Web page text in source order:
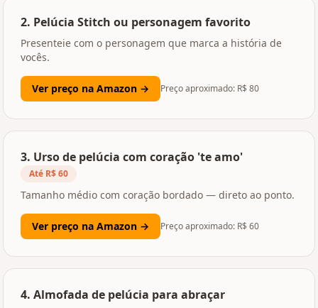
2. Pelúcia Stitch ou personagem favorito
Presenteie com o personagem que marca a história de
vocês.
Ver preço na Amazon → Preço aproximado: R$ 80
3. Urso de pelúcia com coração 'te amo'
Até R$ 60
Tamanho médio com coração bordado — direto ao ponto.
Ver preço na Amazon → Preço aproximado: R$ 60
4. Almofada de pelúcia para abraçar